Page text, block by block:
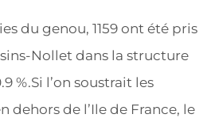
du genou, 1159 ont été pris
Nollet dans la structure
%.Si l’on soustrait les
dehors de l’Ile de France, le